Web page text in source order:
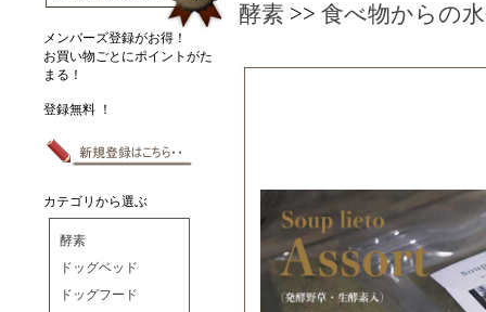
メンバーズ登録がお得！
お買い物ごとにポイントがた
まる！
登録無料 ！
カテゴリから選ぶ
酵素
ドッグベッド
ドッグフード
酵素 >> 食べ物からの